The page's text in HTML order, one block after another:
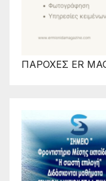
ΠΑΡΟΧΕΣ ER